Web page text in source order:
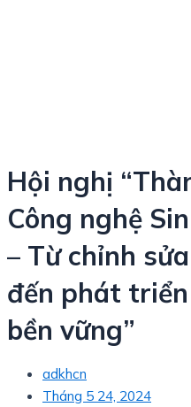
Hội nghị
Công nghệ
– Từ chỉnh
đến phát
bền vững”
adkhcn
Tháng 5 24, 2024